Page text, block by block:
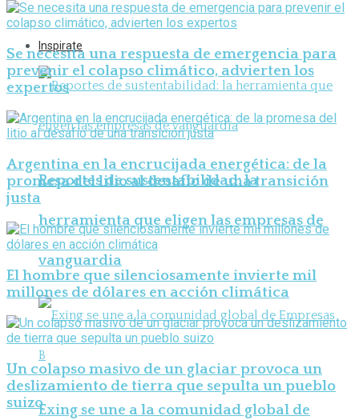
Inspirate
Reportes de sustentabilidad: la
herramienta que eligen las empresas de
vanguardia
Exing se une a la comunidad global de
Se necesita una respuesta de emergencia para
prevenir el colapso climático, advierten los
expertos
Argentina en la encrucijada energética: de la
promesa del litio al desafío de una transición
justa
El hombre que silenciosamente invierte mil
millones de dólares en acción climática
Un colapso masivo de un glaciar provoca un
deslizamiento de tierra que sepulta un pueblo
suizo